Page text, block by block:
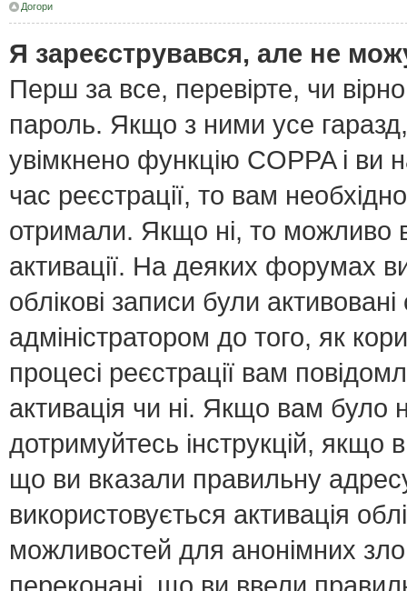
Догори
Я зареєструвався, але не
Перш за все, перевірте, чи
пароль. Якщо з ними усе
увімкнено функцію COPPA і ви
час реєстрації, то вам
отримали. Якщо ні, то можливо
активації. На деяких форумах
облікові записи були
адміністратором до того, як
процесі реєстрації вам
активація чи ні. Якщо вам
дотримуйтесь інструкцій,
що ви вказали правильну
використовується активація
можливостей для анонімних